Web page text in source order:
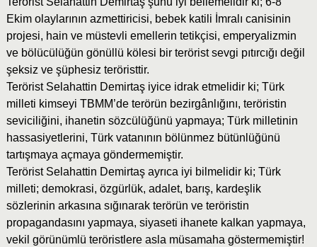
Ekim olaylarının azmettiricisi, bebek katili İmralı canisinin
projesi, hain ve müstevli emellerin tetikçisi, emperyalizmin
ve bölücülüğün gönüllü kölesi bir terörist sevgi pıtırcığı değil
şeksiz ve şüphesiz teröristtir.
Terörist Selahattin Demirtaş iyice idrak etmelidir ki; Türk
milleti kimseyi TBMM’de terörün bezirgânlığını, teröristin
seviciliğini, ihanetin sözcülüğünü yapmaya; Türk milletinin
hassasiyetlerini, Türk vatanının bölünmez bütünlüğünü
tartışmaya açmaya göndermemiştir.
Terörist Selahattin Demirtaş ayrıca iyi bilmelidir ki; Türk
milleti; demokrasi, özgürlük, adalet, barış, kardeşlik
sözlerinin arkasına sığınarak terörün ve teröristin
propagandasını yapmaya, siyaseti ihanete kalkan yapmaya,
vekil görünümlü teröristlere asla müsamaha göstermemiştir!